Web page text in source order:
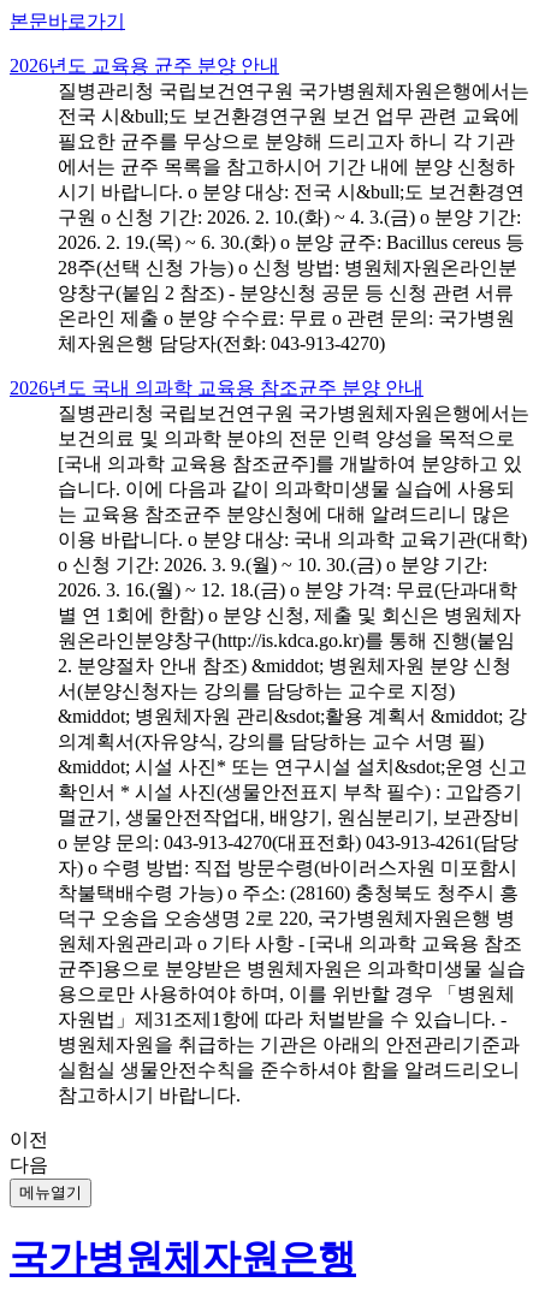
본문바로가기
2026년도 교육용 균주 분양 안내
질병관리청 국립보건연구원 국가병원체자원은행에서는
전국 시&bull;도 보건환경연구원 보건 업무 관련 교육에
필요한 균주를 무상으로 분양해 드리고자 하니 각 기관
에서는 균주 목록을 참고하시어 기간 내에 분양 신청하
시기 바랍니다. o 분양 대상: 전국 시&bull;도 보건환경연
구원 o 신청 기간: 2026. 2. 10.(화) ~ 4. 3.(금) o 분양 기간:
2026. 2. 19.(목) ~ 6. 30.(화) o 분양 균주: Bacillus cereus 등
28주(선택 신청 가능) o 신청 방법: 병원체자원온라인분
양창구(붙임 2 참조) - 분양신청 공문 등 신청 관련 서류
온라인 제출 o 분양 수수료: 무료 o 관련 문의: 국가병원
체자원은행 담당자(전화: 043-913-4270)
2026년도 국내 의과학 교육용 참조균주 분양 안내
질병관리청 국립보건연구원 국가병원체자원은행에서는
보건의료 및 의과학 분야의 전문 인력 양성을 목적으로
[국내 의과학 교육용 참조균주]를 개발하여 분양하고 있
습니다. 이에 다음과 같이 의과학미생물 실습에 사용되
는 교육용 참조균주 분양신청에 대해 알려드리니 많은
이용 바랍니다. o 분양 대상: 국내 의과학 교육기관(대학)
o 신청 기간: 2026. 3. 9.(월) ~ 10. 30.(금) o 분양 기간:
2026. 3. 16.(월) ~ 12. 18.(금) o 분양 가격: 무료(단과대학
별 연 1회에 한함) o 분양 신청, 제출 및 회신은 병원체자
원온라인분양창구(http://is.kdca.go.kr)를 통해 진행(붙임
2. 분양절차 안내 참조) &middot; 병원체자원 분양 신청
서(분양신청자는 강의를 담당하는 교수로 지정)
&middot; 병원체자원 관리&sdot;활용 계획서 &middot; 강
의계획서(자유양식, 강의를 담당하는 교수 서명 필)
&middot; 시설 사진* 또는 연구시설 설치&sdot;운영 신고
확인서 * 시설 사진(생물안전표지 부착 필수) : 고압증기
멸균기, 생물안전작업대, 배양기, 원심분리기, 보관장비
o 분양 문의: 043-913-4270(대표전화) 043-913-4261(담당
자) o 수령 방법: 직접 방문수령(바이러스자원 미포함시
착불택배수령 가능) o 주소: (28160) 충청북도 청주시 흥
덕구 오송읍 오송생명 2로 220, 국가병원체자원은행 병
원체자원관리과 o 기타 사항 - [국내 의과학 교육용 참조
균주]용으로 분양받은 병원체자원은 의과학미생물 실습
용으로만 사용하여야 하며, 이를 위반할 경우 「병원체
자원법」제31조제1항에 따라 처벌받을 수 있습니다. -
병원체자원을 취급하는 기관은 아래의 안전관리기준과
실험실 생물안전수칙을 준수하셔야 함을 알려드리오니
참고하시기 바랍니다.
이전
다음
메뉴열기
국가병원체자원은행